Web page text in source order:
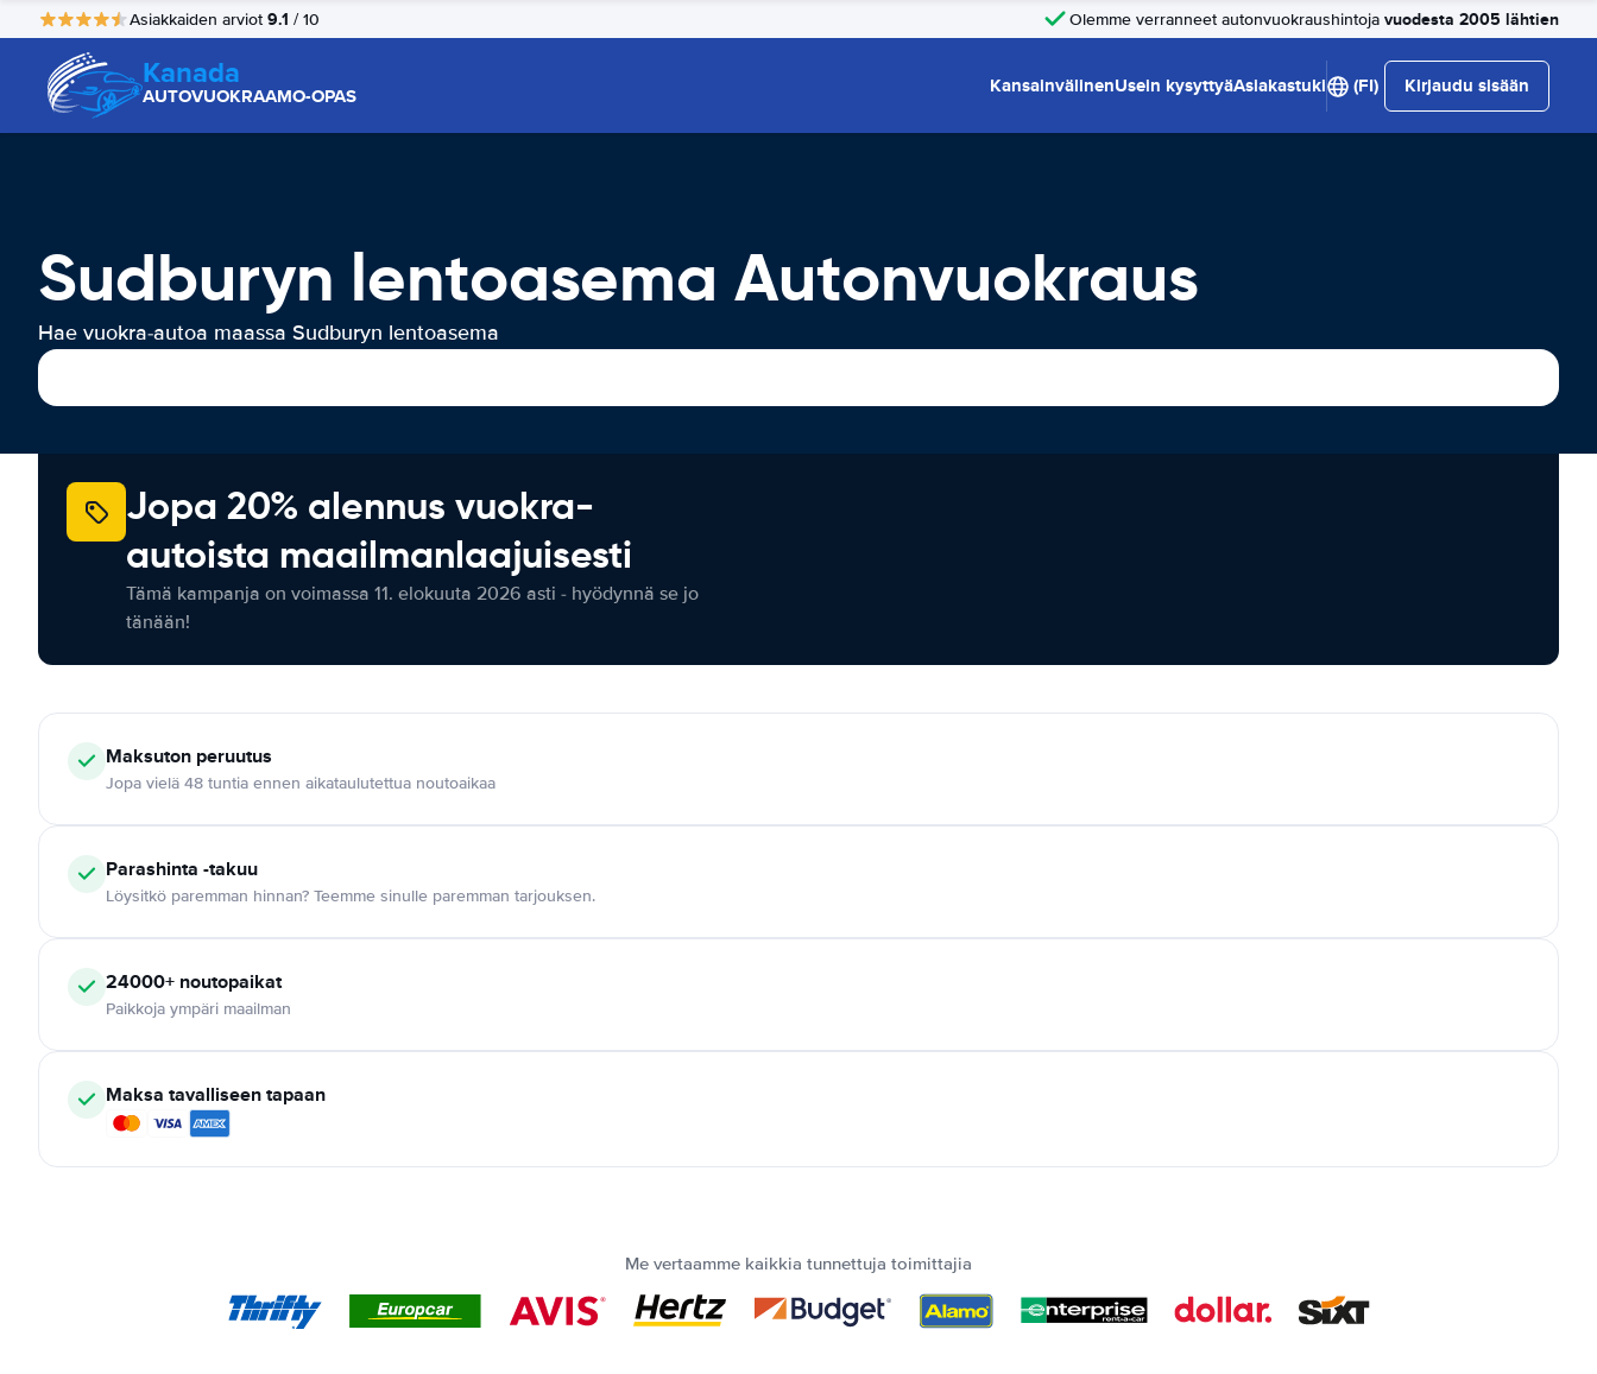
Asiakkaiden arviot 9.1 / 10 Olemme verranneet autonvuokraushintoja vuodesta 2005 lähtien
Kanada
AUTOVUOKRAAMO-OPAS KansainvälinenUsein kysyttyäAsiakastuki (FI) Kirjaudu sisään
Sudburyn lentoasema Autonvuokraus
Hae vuokra-autoa maassa Sudburyn lentoasema
Jopa 20% alennus vuokra-
autoista maailmanlaajuisesti
Tämä kampanja on voimassa 11. elokuuta 2026 asti - hyödynnä se jo
tänään!
Maksuton peruutus
Jopa vielä 48 tuntia ennen aikataulutettua noutoaikaa
Parashinta -takuu
Löysitkö paremman hinnan? Teemme sinulle paremman tarjouksen.
24000+ noutopaikat
Paikkoja ympäri maailman
Maksa tavalliseen tapaan
Me vertaamme kaikkia tunnettuja toimittajia